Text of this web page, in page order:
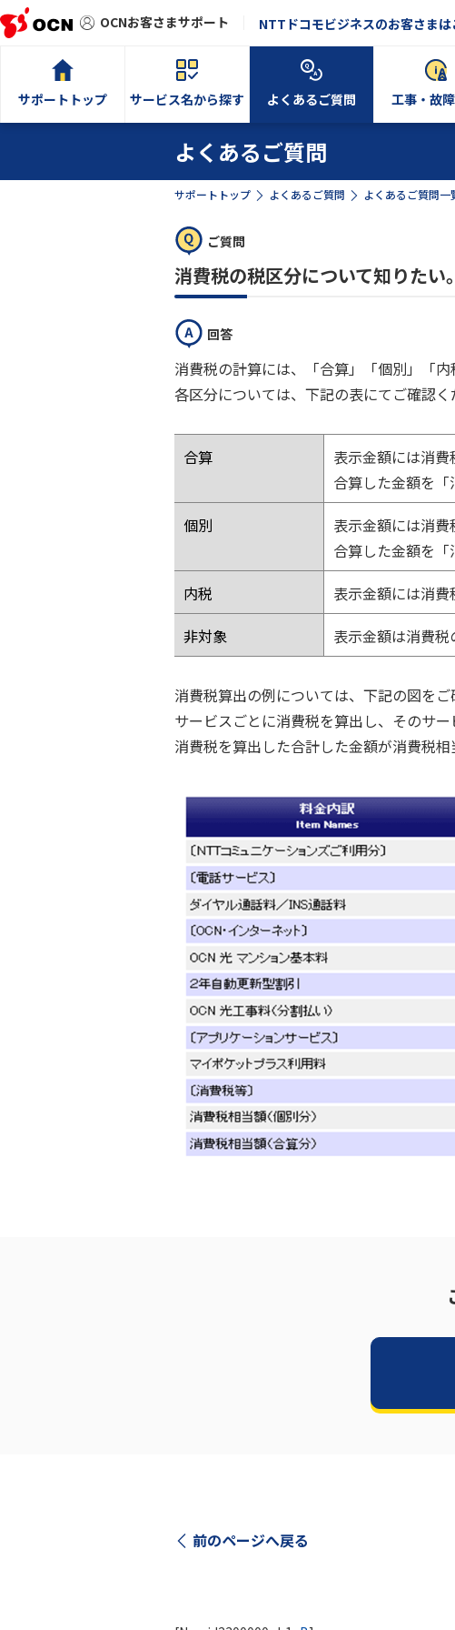
OCNお客さまサポート NTTドコモビジネスのお客さまは
サポートトップ サービス名から探す よくあるご質問 工事・故
よくあるご質問
サポートトップ よくあるご質問 よくあるご質問一
ご質問
消費税の税区分について知りたい。
回答
消費税の計算には、「合算」「個別」「内
各区分については、下記の表にてご確認く
合算
表示金額には消費
合算した金額を「
個別
表示金額には消費
合算した金額を「
内税
表示金額には消費
非対象
表示金額は消費税
消費税算出の例については、下記の図をご
サービスごとに消費税を算出し、そのサ
消費税を算出した合計した金額が消費税相
前のページへ戻る